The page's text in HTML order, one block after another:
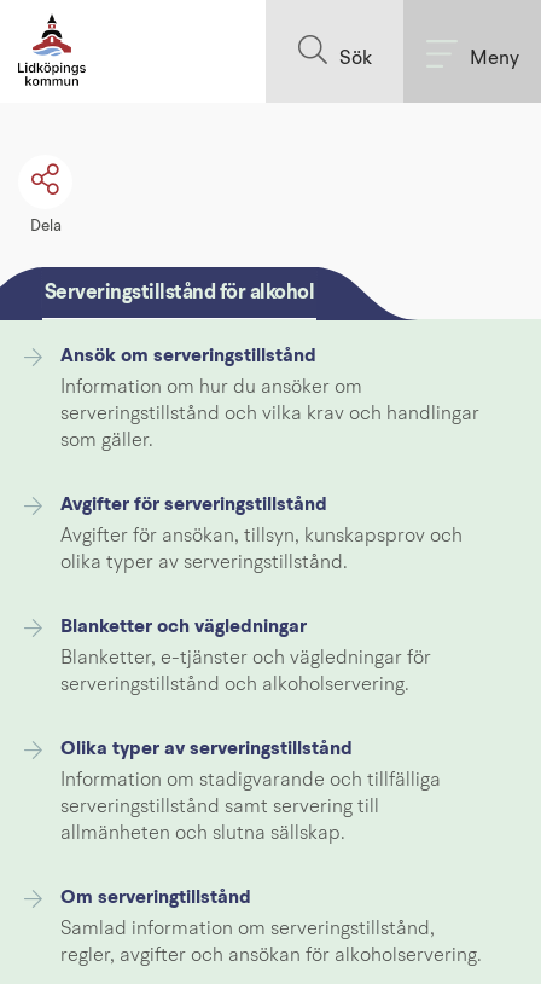
Sök Meny
Dela
Serveringstillstånd för alkohol
Ansök om serveringstillstånd
Information om hur du ansöker om
serveringstillstånd och vilka krav och handlingar
som gäller.
Avgifter för serveringstillstånd
Avgifter för ansökan, tillsyn, kunskapsprov och
olika typer av serveringstillstånd.
Blanketter och vägledningar
Blanketter, e-tjänster och vägledningar för
serveringstillstånd och alkoholservering.
Olika typer av serveringstillstånd
Information om stadigvarande och tillfälliga
serveringstillstånd samt servering till
allmänheten och slutna sällskap.
Om serveringtillstånd
Samlad information om serveringstillstånd,
regler, avgifter och ansökan för alkoholservering.